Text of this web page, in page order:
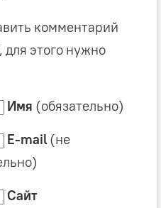
комментарий
для этого нужно
Имя (обязательно)
E-mail(не
Сайт